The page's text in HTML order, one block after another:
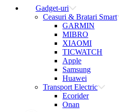
Gadget-uri
Ceasuri & Bratari Smart
GARMIN
MIBRO
XIAOMI
TICWATCH
Apple
Samsung
Huawei
Transport Electric
Ecorider
Onan